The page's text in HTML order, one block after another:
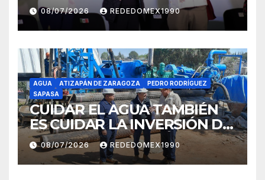
INCORPORACIÓN DE
NAUCALPAN AL PROGRAMA
FEDERAL DE BACHEO
08/07/2026 REDEDOMEX1990
AGUA ATIZAPÁN DE ZARAGOZA
PEDRO RODRÍGUEZ
SAPASA
CUIDAR EL AGUA TAMBIÉN
ES CUIDAR LA INVERSIÓN DE
69 MDP EN ATIZAPÁN
08/07/2026 REDEDOMEX1990